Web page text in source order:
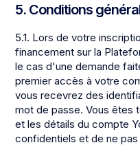
5. Conditions
5.1. Lors de votre
financement sur la
le cas d'une demande
premier accès à votre
vous recevrez des
mot de passe. Vous êtes
et les détails du compte
confidentiels et de ne